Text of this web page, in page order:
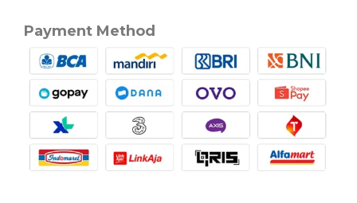
Payment Method